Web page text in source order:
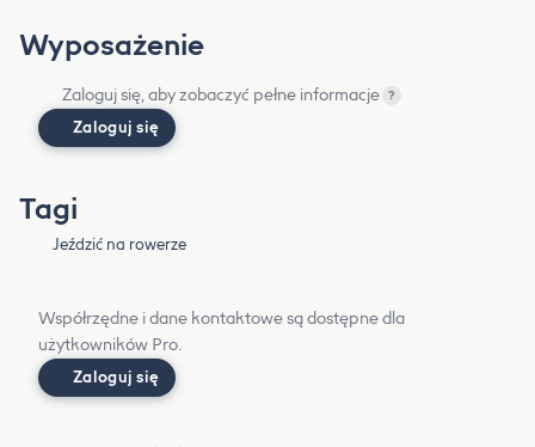
Wyposażenie
Zaloguj się, aby zobaczyć pełne informacje ?
Zaloguj się
Tagi
Jeździć na rowerze
Współrzędne i dane kontaktowe są dostępne dla
użytkowników Pro.
Zaloguj się